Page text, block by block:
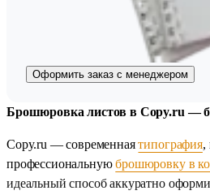
Оформить заказ с менеджером
Брошюровка листов в Copy.ru —
Copy.ru — современнаятипография,
профессиональнуюброшюровку в
идеальный способ аккуратно